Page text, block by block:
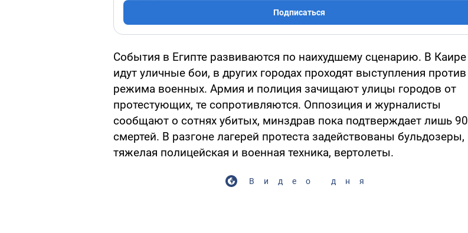
Подписаться
События в Египте развиваются по наихудшему сценарию. В Каире
идут уличные бои, в других городах проходят выступления против
режима военных. Армия и полиция зачищают улицы городов от
протестующих, те сопротивляются. Оппозиция и журналисты
сообщают о сотнях убитых, минздрав пока подтверждает лишь 90
смертей. В разгоне лагерей протеста задействованы бульдозеры,
тяжелая полицейская и военная техника, вертолеты.
Видео дня